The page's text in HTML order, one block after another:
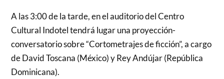
A las 3:00 de la tarde, en el auditorio del Centro
Cultural Indotel tendrá lugar una proyección-
conversatorio sobre “Cortometrajes de ficción”, a cargo
de David Toscana (México) y Rey Andújar (República
Dominicana).